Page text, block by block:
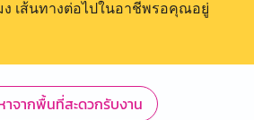
ง เส้นทางต่อไปในอาชีพรอคุณอยู่
าจากพื้นที่สะดวกรับงาน